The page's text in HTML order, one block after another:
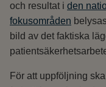
och resultat i den
fokusområden
bild av det faktiska
För att uppföljning